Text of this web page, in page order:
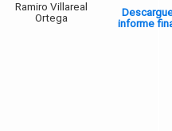
Ramiro Villareal
Ortega
informe